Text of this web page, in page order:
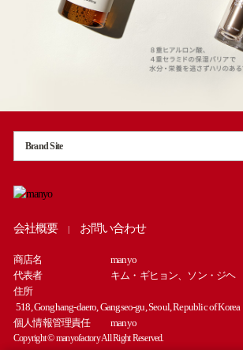
Brand Site
会社概要 | お問い合わせ
商店名
manyo
代表者
キム・ギヒョン、ソン・ジヘ
住所
518, Gonghang-daero, Gangseo-gu, Seoul, Republic of Korea
個人情報管理責任
manyo
Copyright © manyofactory All Right Reserved.